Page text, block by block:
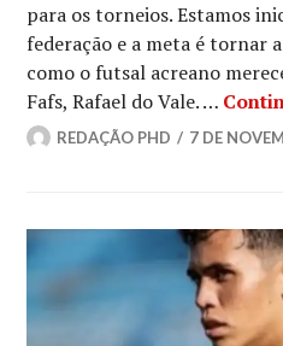
para os torneios. Estamos
federação e a meta é tornar
como o futsal acreano
Fafs, Rafael do Vale. …
REDAÇÃO PHD 7 DE